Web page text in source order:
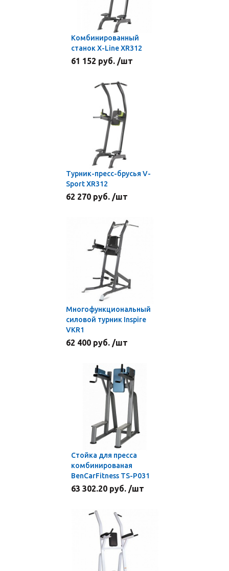
Комбинированный
станок X-Line ХR312
61 152 руб. /шт
Турник-пресс-брусья V-
Sport ХR312
62 270 руб. /шт
Многофункциональный
силовой турник Inspire
VKR1
62 400 руб. /шт
Стойка для пресса
комбинированая
BenCarFitness TS-P031
63 302.20 руб. /шт